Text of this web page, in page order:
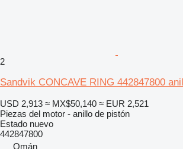
2
Sandvik CONCAVE RING 442847800
USD 2,913 ≈ MX$50,140 ≈ EUR 2,521
Piezas del motor - anillo de pistón
Estado nuevo
442847800
Omán